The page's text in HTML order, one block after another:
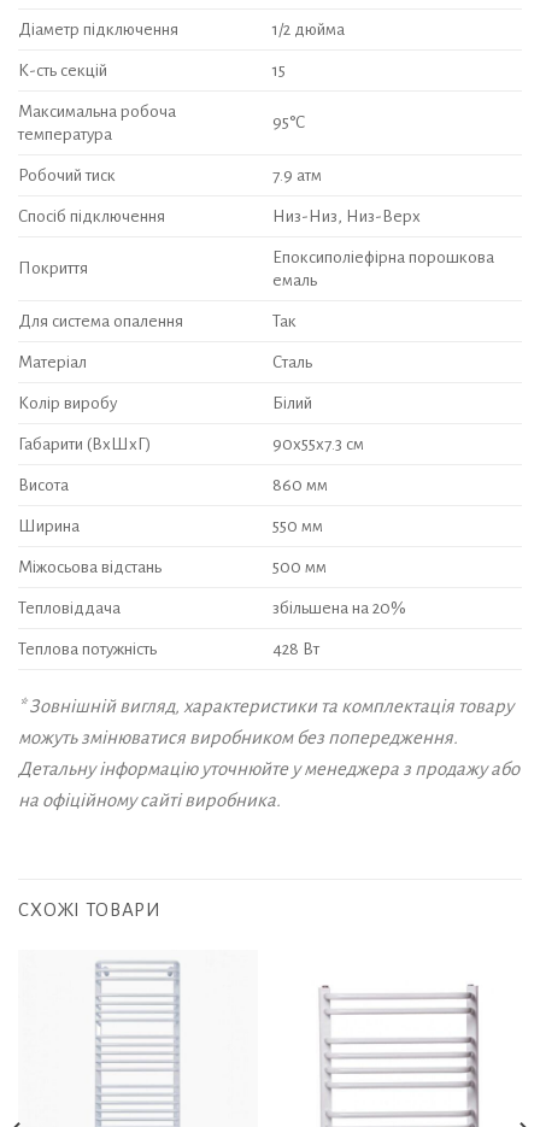
Діаметр підключення 1/2 дюйма
К-сть секцій 15
Максимальна робоча
температура
95°С
Робочий тиск 7.9 атм
Спосіб підключення Низ-Низ, Низ-Верх
Покриття
Епоксиполіефірна порошкова
емаль
Для система опалення Так
Матеріал Сталь
Колір виробу Білий
Габарити (ВхШхГ) 90х55х7.3 см
Висота 860 мм
Ширина 550 мм
Міжосьова відстань 500 мм
Тепловіддача збільшена на 20%
Теплова потужність 428 Вт
* Зовнішній вигляд, характеристики та комплектація товару
можуть змінюватися виробником без попередження.
Детальну інформацію уточнюйте у менеджера з продажу або
на офіційному сайті виробника.
СХОЖІ ТОВАРИ